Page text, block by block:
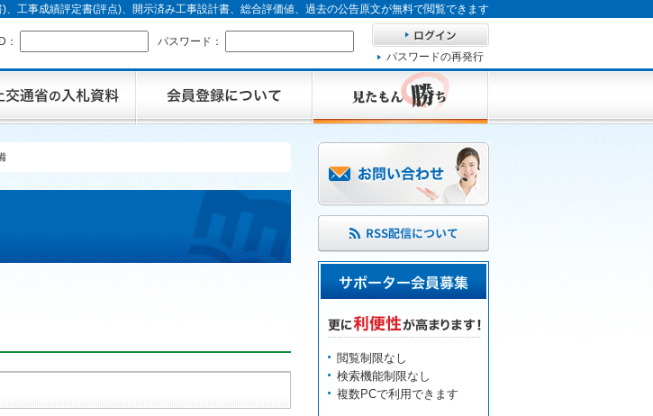
工事成績評定書(評点)、開示済み工事設計書、総合評価値、過去の公告原文が無料で閲覧できます
：
パスワード：
パスワードの再発行
閲覧制限なし
検索機能制限なし
複数PCで利用できます